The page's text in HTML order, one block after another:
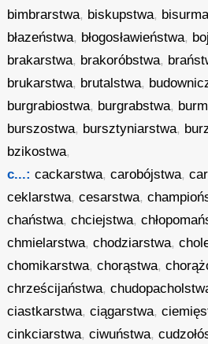
bimbrarstwa, biskupstwa,
błazeństwa, błogosławieństwa,
brakarstwa, brakoróbstwa,
brukarstwa, brutalstwa,
burgrabiostwa, burgrabstwa,
burszostwa, bursztyniarstwa,
bzikostwa,
c...: cackarstwa,carobójstwa,
ceklarstwa,cesarstwa,
chaństwa,chciejstwa,
chmielarstwa,chodziarstwa,
chomikarstwa,chorąstwa,
chrześcijaństwa,
ciastkarstwa,ciągarstwa,
cinkciarstwa,ciwuństwa,